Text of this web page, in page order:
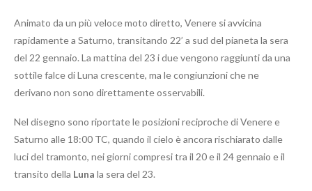
Animato da un più veloce moto diretto, Venere si avvicina
rapidamente a Saturno, transitando 22’ a sud del pianeta la sera
del 22 gennaio. La mattina del 23 i due vengono raggiunti da una
sottile falce di Luna crescente, ma le congiunzioni che ne
derivano non sono direttamente osservabili.
Nel disegno sono riportate le posizioni reciproche di Venere e
Saturno alle 18:00 TC, quando il cielo è ancora rischiarato dalle
luci del tramonto, nei giorni compresi tra il 20 e il 24 gennaio e il
transito della Luna la sera del 23.